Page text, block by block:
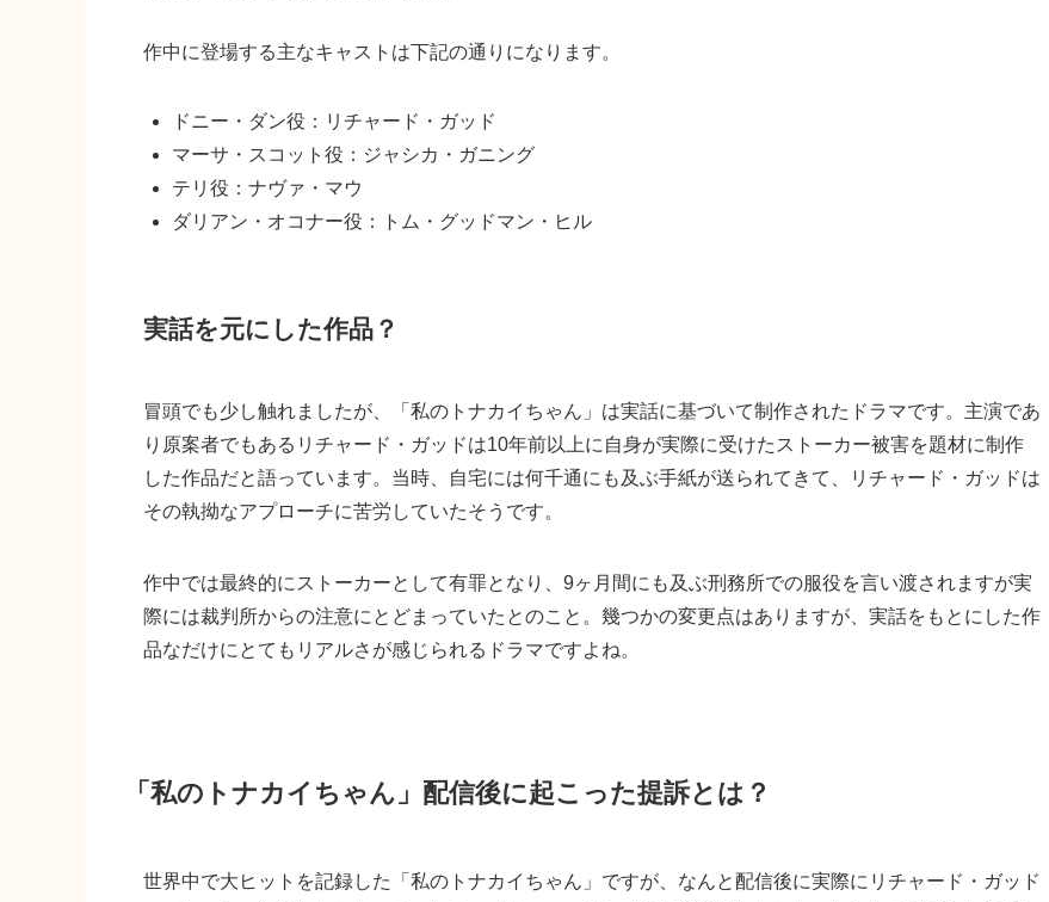
作中に登場する主なキャストは下記の通りになります。
ドニー・ダン役：リチャード・ガッド
マーサ・スコット役：ジャシカ・ガニング
テリ役：ナヴァ・マウ
ダリアン・オコナー役：トム・グッドマン・ヒル
実話を元にした作品？
冒頭でも少し触れましたが、「私のトナカイちゃん」は実話に基づいて制作されたドラマです。主演であ
り原案者でもあるリチャード・ガッドは10年前以上に自身が実際に受けたストーカー被害を題材に制作
した作品だと語っています。当時、自宅には何千通にも及ぶ手紙が送られてきて、リチャード・ガッドは
その執拗なアプローチに苦労していたそうです。
作中では最終的にストーカーとして有罪となり、9ヶ月間にも及ぶ刑務所での服役を言い渡されますが実
際には裁判所からの注意にとどまっていたとのこと。幾つかの変更点はありますが、実話をもとにした作
品なだけにとてもリアルさが感じられるドラマですよね。
「私のトナカイちゃん」配信後に起こった提訴とは？
世界中で大ヒットを記録した「私のトナカイちゃん」ですが、なんと配信後に実際にリチャード・ガッド